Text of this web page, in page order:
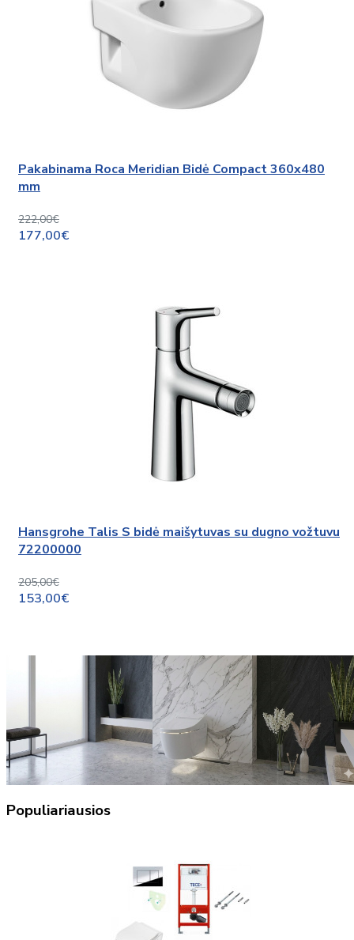
Pakabinama Roca Meridian Bidė Compact 360x480
mm
222,00€
177,00€
Hansgrohe Talis S bidė maišytuvas su dugno vožtuvu
72200000
205,00€
153,00€
Populiariausios